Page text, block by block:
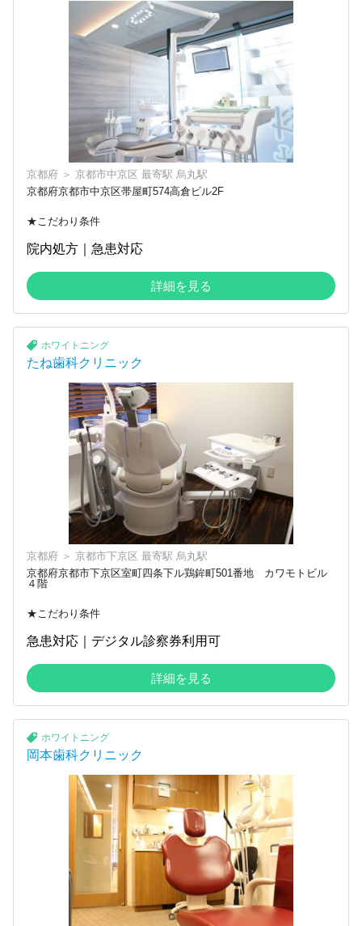
京都府 ＞ 京都市中京区 最寄駅 烏丸駅
京都府京都市中京区帯屋町574高倉ビル2F
★こだわり条件
院内処方｜急患対応
詳細を見る
ホワイトニング
たね歯科クリニック
京都府 ＞ 京都市下京区 最寄駅 烏丸駅
京都府京都市下京区室町四条下ル鶏鉾町501番地 カワモトビル
４階
★こだわり条件
急患対応｜デジタル診察券利用可
詳細を見る
ホワイトニング
岡本歯科クリニック